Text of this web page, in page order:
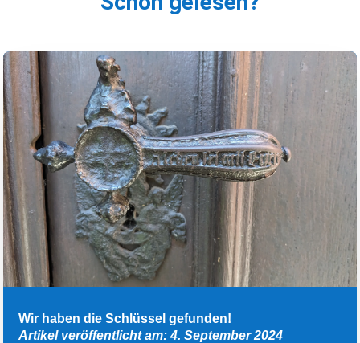
Wir haben die Schlüssel gefunden!
Artikel veröffentlicht am: 4. September 2024